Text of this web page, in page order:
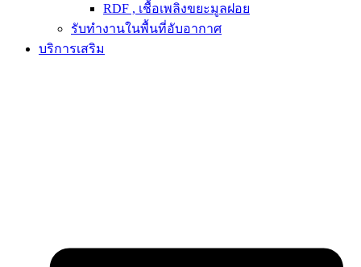
RDF , เชื้อเพลิงขยะมูลฝอย
รับทำงานในพื้นที่อับอากาศ
บริการเสริม